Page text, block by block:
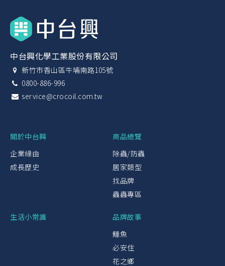
中台興化學工業股份有限公司
新竹市香山區牛埔南路105號
0800-886-996
service@crocoil.com.tw
關於中台興
企業緣由
成長歷史
商品總覽
除蟲/防蟲
居家類型
找品牌
蟲蟲專區
生活小常識
品牌故事
鱷魚
必安住
花之鄉